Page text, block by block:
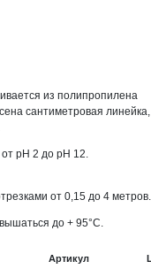
из полипропилена
сантиметровая линейка,
pH 2 до pH 12.
от 0,15 до 4 метров.
до + 95°С.
Артикул